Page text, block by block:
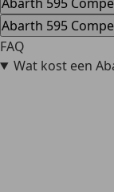
Abarth 595
FAQ
Wat kost een